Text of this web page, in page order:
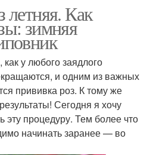
летняя. Как
зимняя
у любого заядлого
и одним из важных
прививка роз. К тому же
Сегодня я хочу
эту процедуру. Тем более что
начинать заранее — во